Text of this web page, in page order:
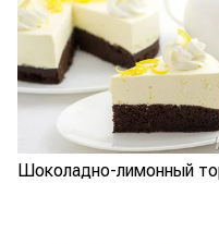
Шоколадно-лимонный